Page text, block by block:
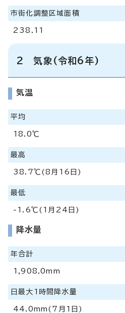
市街化調整区域面積
238.11
2 気象(令和6年)
気温
平均
18.0℃
最高
38.7℃(8月16日)
最低
-1.6℃(1月24日)
降水量
年合計
1,908.0mm
日最大1時間降水量
44.0mm(7月1日)